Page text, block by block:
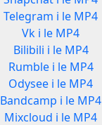
Telegram i le MP4
Vk i le MP4
Bilibili i le MP4
Rumble i le MP4
Odysee i le MP4
Bandcamp i le MP4
Mixcloud i le MP4